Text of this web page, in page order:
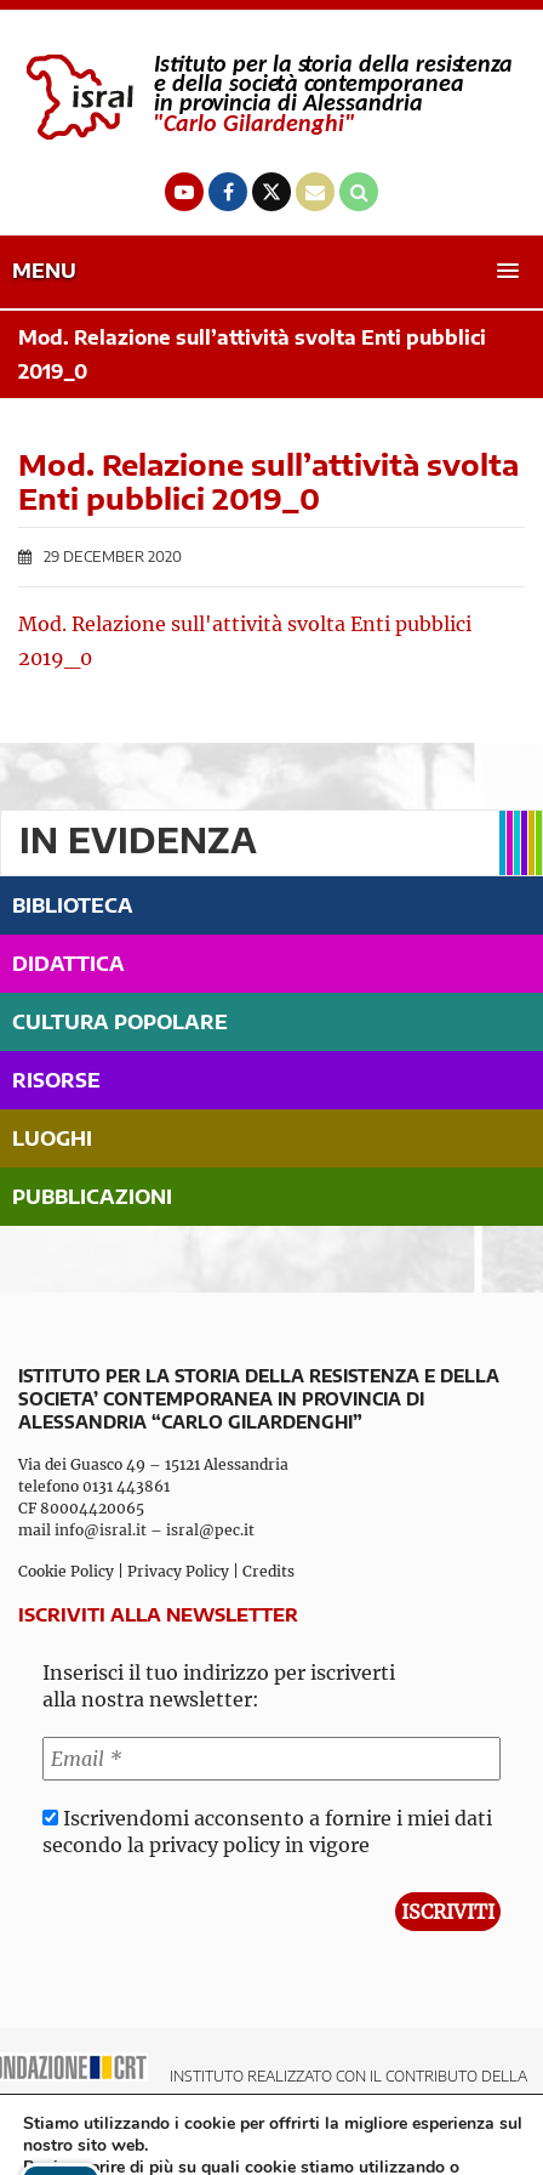
MENU
Mod. Relazione sull’attività svolta Enti pubblici
2019_0
Mod. Relazione sull’attività svolta
Enti pubblici 2019_0
29 DECEMBER 2020
Mod. Relazione sull'attività svolta Enti pubblici
2019_0
IN EVIDENZA
BIBLIOTECA
DIDATTICA
CULTURA POPOLARE
RISORSE
LUOGHI
PUBBLICAZIONI
ISTITUTO PER LA STORIA DELLA RESISTENZA E DELLA
SOCIETA’ CONTEMPORANEA IN PROVINCIA DI
ALESSANDRIA “CARLO GILARDENGHI”
Via dei Guasco 49 – 15121 Alessandria
telefono 0131 443861
CF 80004420065
mail info@isral.it – isral@pec.it
Cookie Policy Privacy Policy Credits
ISCRIVITI ALLA NEWSLETTER
Inserisci il tuo indirizzo per iscriverti
alla nostra newsletter:
Iscrivendomi acconsento a fornire i miei dati
secondo la privacy policy in vigore
INSTITUTO REALIZZATO CON IL CONTRIBUTO DELLA
Stiamo utilizzando i cookie per offrirti la migliore esperienza sul
nostro sito web.
Puoi scoprire di più su quali cookie stiamo utilizzando o